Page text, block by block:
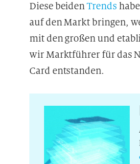
Diese beidenTrends
auf den Markt bringen,
mit den großen und
wir Marktführer für das
Card entstanden.